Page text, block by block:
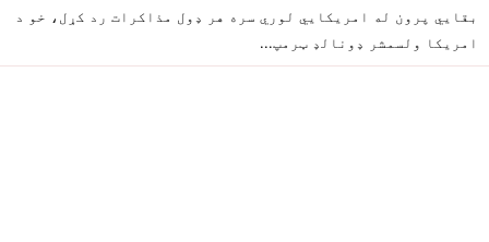
بقایي پرون له امریکایي لوري سره هر ډول مذاکرات رد کړل، خو د
امریکا ولسمشر ډونالډ ټرمپ...